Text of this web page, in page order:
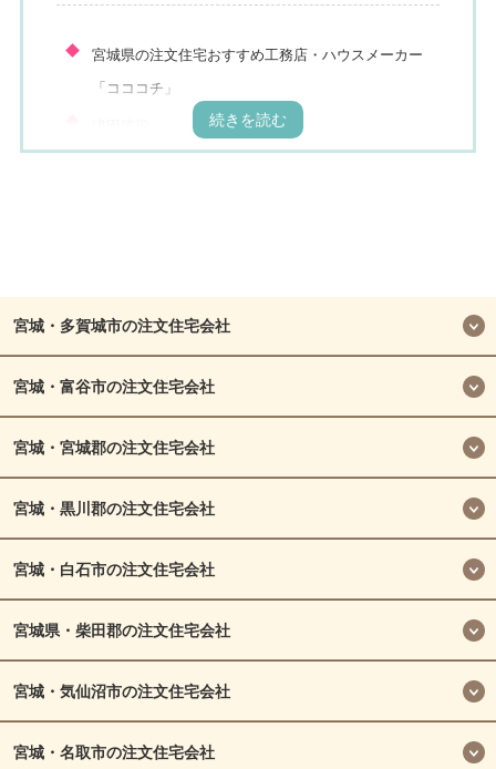
宮城県の注文住宅おすすめ工務店・ハウスメーカー
「コココチ」
あすなろ工房
山大ホーム
ヒノケン株式会社
宮城・多賀城市の注文住宅会社
宮城・富谷市の注文住宅会社
宮城・宮城郡の注文住宅会社
宮城・黒川郡の注文住宅会社
宮城・白石市の注文住宅会社
宮城県・柴田郡の注文住宅会社
宮城・気仙沼市の注文住宅会社
宮城・名取市の注文住宅会社